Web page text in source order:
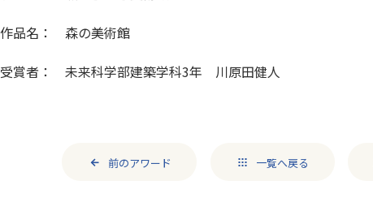
作品名： 森の美術館
受賞者： 未来科学部建築学科3年 川原田健人
前のアワード 一覧へ戻る​